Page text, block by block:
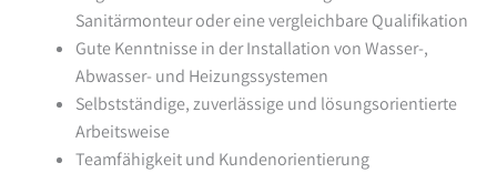
Sanitärmonteur oder eine vergleichbare Qualifikation
Gute Kenntnisse in der Installation von Wasser-,
Abwasser- und Heizungssystemen
Selbstständige, zuverlässige und lösungsorientierte
Arbeitsweise
Teamfähigkeit und Kundenorientierung